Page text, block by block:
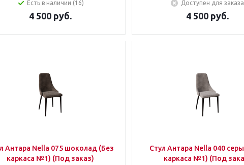
Есть в наличии (16)
4 500 руб.
Доступен для заказа
4 500 руб.
Nella 075 шоколад (Без
каркаса №1) (Под заказ)
Стул Антара Nella 040 серый (Без
каркаса №1) (Под